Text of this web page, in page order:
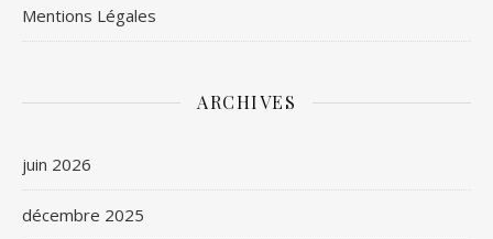
Mentions Légales
ARCHIVES
juin 2026
décembre 2025